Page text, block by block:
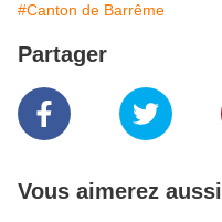
#Canton de Barrême
Partager
Vous aimerez aussi